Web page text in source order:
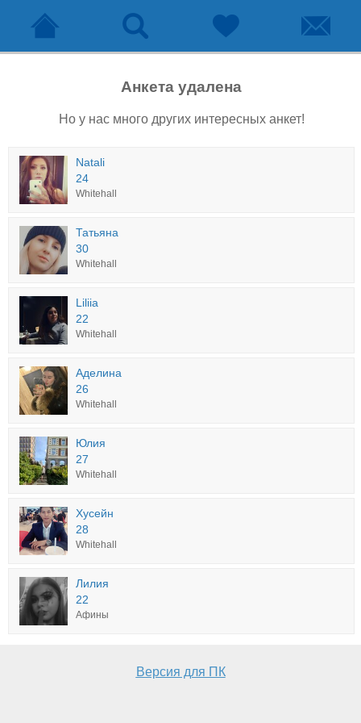
Анкета удалена
Но у нас много других интересных анкет!
Natali
24
Whitehall
Татьяна
30
Whitehall
Liliia
22
Whitehall
Аделина
26
Whitehall
Юлия
27
Whitehall
Хусейн
28
Whitehall
Лилия
22
Афины
Версия для ПК